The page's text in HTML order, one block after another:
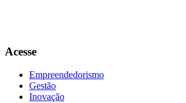
Acesse
Empreendedorismo
Gestão
Inovação